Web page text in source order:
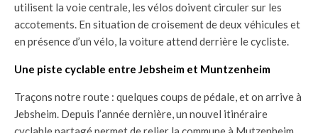
utilisent la voie centrale, les vélos doivent circuler sur les
accotements. En situation de croisement de deux véhicules et
en présence d’un vélo, la voiture attend derrière le cycliste.
Une piste cyclable entre Jebsheim et Muntzenheim
Traçons notre route : quelques coups de pédale, et on arrive à
Jebsheim. Depuis l’année dernière, un nouvel itinéraire